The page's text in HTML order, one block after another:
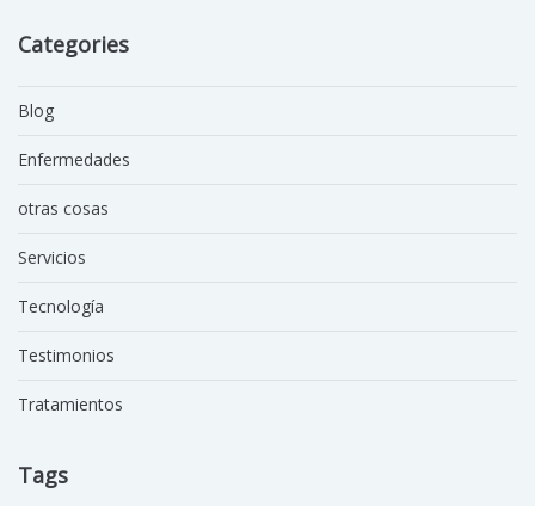
Categories
Blog
Enfermedades
otras cosas
Servicios
Tecnología
Testimonios
Tratamientos
Tags